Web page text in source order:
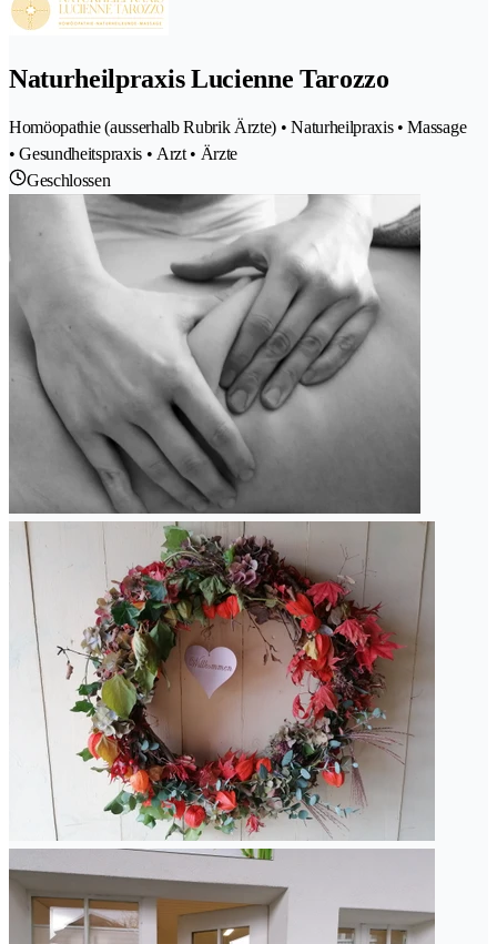
Naturheilpraxis Lucienne Tarozzo
Homöopathie (ausserhalb Rubrik Ärzte) • Naturheilpraxis • Massage
• Gesundheitspraxis • Arzt • Ärzte
Geschlossen